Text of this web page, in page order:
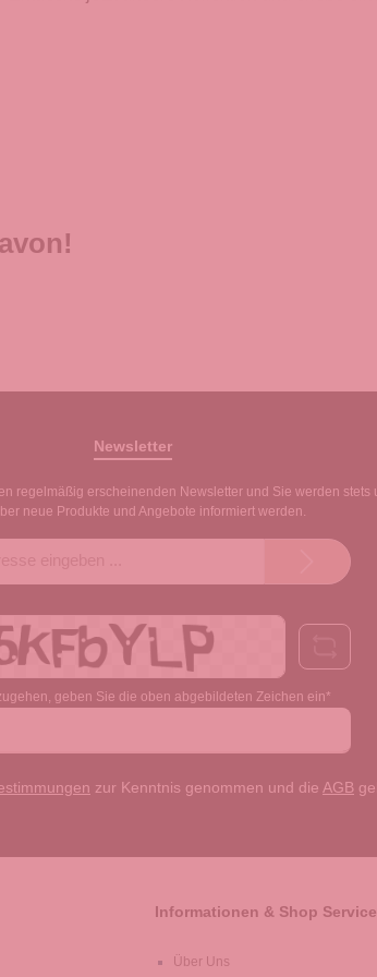
Newsletter
regelmäßig erscheinenden Newsletter und Sie werden stets
neue Produkte und Angebote informiert werden.
Adresse*
geben Sie die oben abgebildeten Zeichen ein*
zur Kenntnis genommen und die AGB
Informationen & Shop Service
Über Uns